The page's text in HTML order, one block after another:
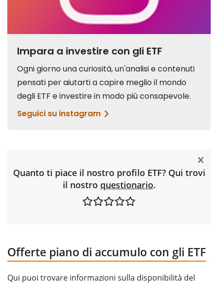
Quanto ti piace il nostro profilo ETF? Qui trovi
il nostro questionario.
Offerte piano di accumulo con gli ETF
Qui puoi trovare informazioni sulla disponibilità del